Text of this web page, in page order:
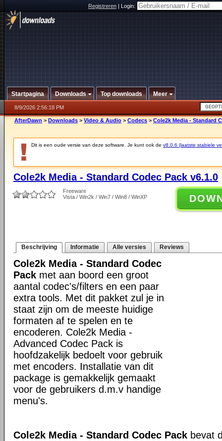
Registreren|Login:
Startpagina Downloads Top downloads Meer
8/9/2026 2:56:18 PM
AfterDawn > Downloads > Video & Audio > Codecs > Cole2k Media - Standard
Dit is een oude versie van deze software. Je kunt ook de v8.0.6 (laatste stabiele
Cole2k Media - Standard Codec Pack v6.1.0
Freeware
Vista / Win2k / Win7 / Win8 / WinXP
Beschrijving Informatie Alle versies Reviews
Cole2k Media - Standard Codec
Pack met aan boord een groot
aantal codec's/filters en een paar
extra tools. Met dit pakket zul je in
staat zijn om de meeste huidige
formaten af te spelen en te
encoderen. Cole2k Media -
Advanced Codec Pack is
hoofdzakelijk bedoelt voor gebruik
met encoders. Installatie van dit
package is gemakkelijk gemaakt
voor de gebruikers d.m.v handige
menu's.
Cole2k Media - Standard Codec Pack bevat